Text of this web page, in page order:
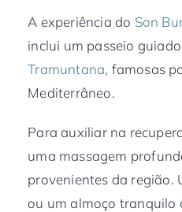
A experiência do Son
inclui um passeio
Tramuntana, famosas
Mediterrâneo.
Para auxiliar na
uma massagem
provenientes da região.
ou um almoço tranquilo